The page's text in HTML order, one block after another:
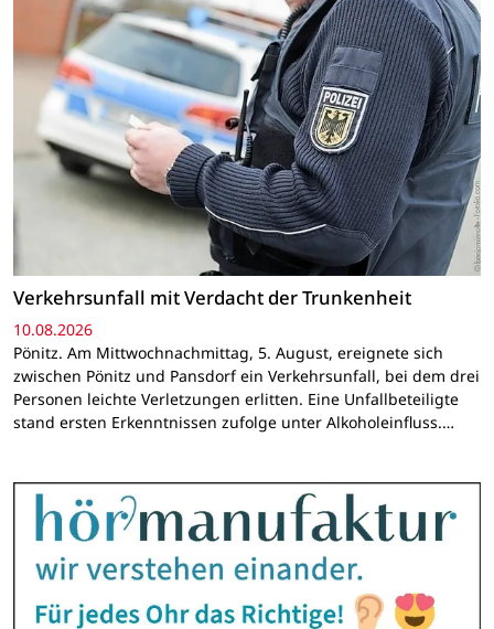
Verkehrsunfall mit Verdacht der Trunkenheit
10.08.2026
Pönitz. Am Mittwochnachmittag, 5. August, ereignete sich
zwischen Pönitz und Pansdorf ein Verkehrsunfall, bei dem drei
Personen leichte Verletzungen erlitten. Eine Unfallbeteiligte
stand ersten Erkenntnissen zufolge unter Alkoholeinfluss.…